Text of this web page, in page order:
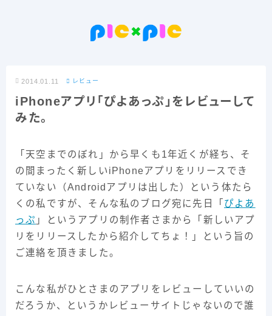
2014.01.11 レビュー
iPhoneアプリ「ぴよあっぷ」をレビューして
みた。
「天空までのぼれ」から早くも1年近くが経ち、そ
の間まったく新しいiPhoneアプリをリリースでき
ていない（Androidアプリは出した）という体たら
くの私ですが、そんな私のブログ宛に先日「 ぴよあ
っぷ 」というアプリの制作者さまから「新しいアプ
リをリリースしたから紹介してちょ！」という旨の
ご連絡を頂きました。
こんな私がひとさまのアプリをレビューしていいの
だろうか、というかレビューサイトじゃないので誰